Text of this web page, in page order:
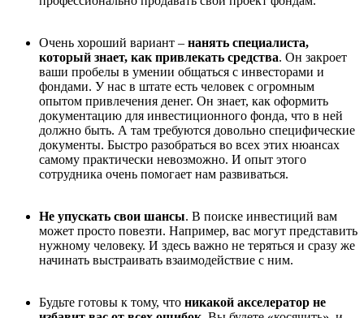
Очень хороший вариант – нанять специалиста,
который знает, как привлекать средства. Он закроет
ваши пробелы в умении общаться с инвесторами и
фондами. У нас в штате есть человек с огромным
опытом привлечения денег. Он знает, как оформить
документацию для инвестиционного фонда, что в ней
должно быть. А там требуются довольно специфические
документы. Быстро разобраться во всех этих нюансах
самому практически невозможно. И опыт этого
сотрудника очень помогает нам развиваться.
Не упускать свои шансы. В поиске инвестиций вам
может просто повезти. Например, вас могут представить
нужному человеку. И здесь важно не теряться и сразу же
начинать выстраивать взаимодействие с ним.
Будьте готовы к тому, что никакой акселератор не